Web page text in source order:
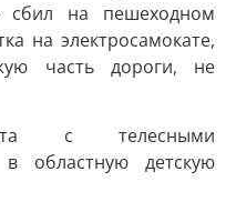
сбил на пешеходном
на электросамокате,
часть дороги, не
с телесными
областную детскую